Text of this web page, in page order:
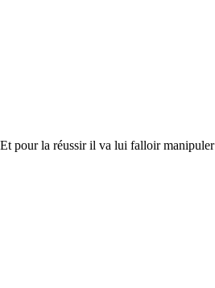
pour la réussir il va lui falloir manipuler